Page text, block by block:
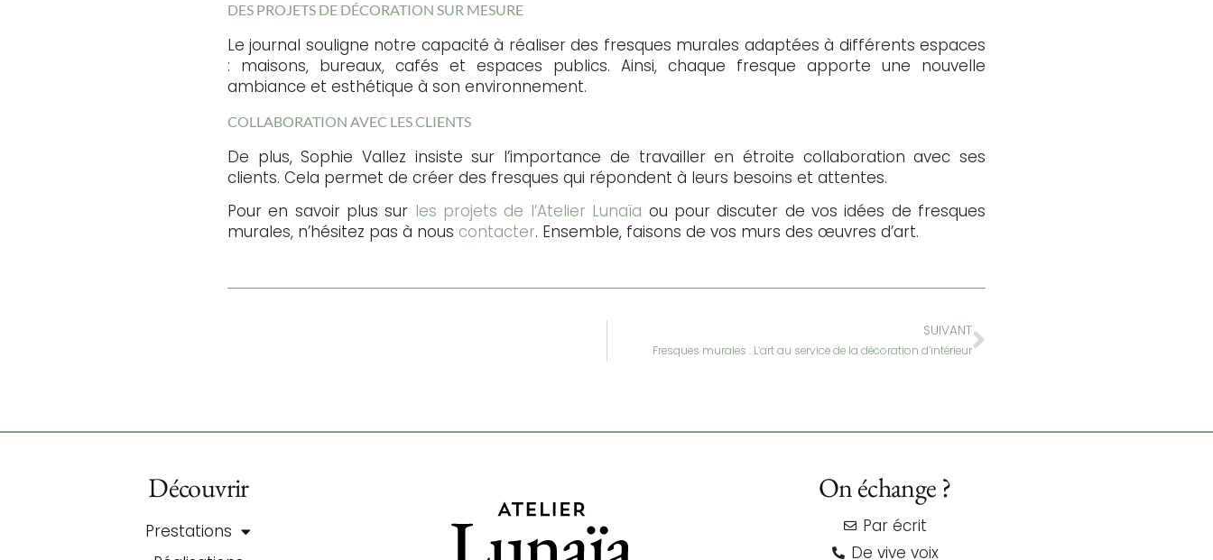
DES PROJETS DE DÉCORATION SUR MESURE
Le journal souligne notre capacité à réaliser des fresques murales adaptées à différents espaces
: maisons, bureaux, cafés et espaces publics. Ainsi, chaque fresque apporte une nouvelle
ambiance et esthétique à son environnement.
COLLABORATION AVEC LES CLIENTS
De plus, Sophie Vallez insiste sur l’importance de travailler en étroite collaboration avec ses
clients. Cela permet de créer des fresques qui répondent à leurs besoins et attentes.
Pour en savoir plus sur les projets de l’Atelier Lunaïa ou pour discuter de vos idées de fresques
murales, n’hésitez pas à nous contacter. Ensemble, faisons de vos murs des œuvres d’art.
SUIVANT
Fresques murales : L’art au service de la décoration d’intérieur
Découvrir
Prestations
On échange ?
Par écrit
De vive voix